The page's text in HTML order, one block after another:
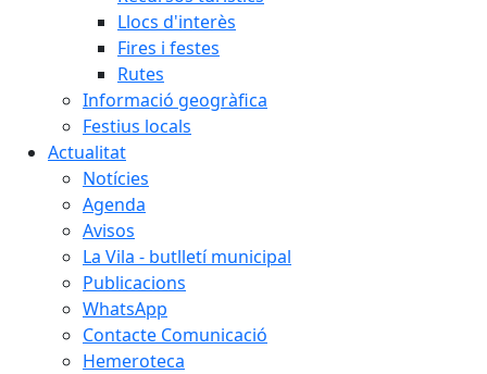
Llocs d'interès
Fires i festes
Rutes
Informació geogràfica
Festius locals
Actualitat
Notícies
Agenda
Avisos
La Vila - butlletí municipal
Publicacions
WhatsApp
Contacte Comunicació
Hemeroteca